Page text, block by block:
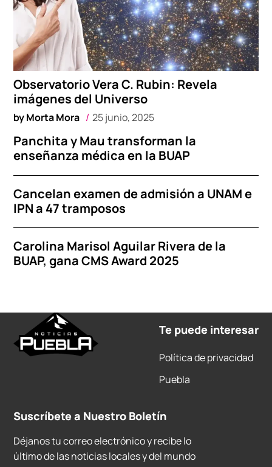
Observatorio Vera C. Rubin: Revela
imágenes del Universo
byMorta Mora 25 junio, 2025
Panchita y Mau transforman la
enseñanza médica en la BUAP
Cancelan examen de admisión a UNAM e
IPN a 47 tramposos
Carolina Marisol Aguilar Rivera de la
BUAP, gana CMS Award 2025
Te puede interesar
Política de privacidad
Puebla
Suscríbete a Nuestro Boletín
Déjanos tu correo electrónico y recibe lo
último de las noticias locales y del mundo